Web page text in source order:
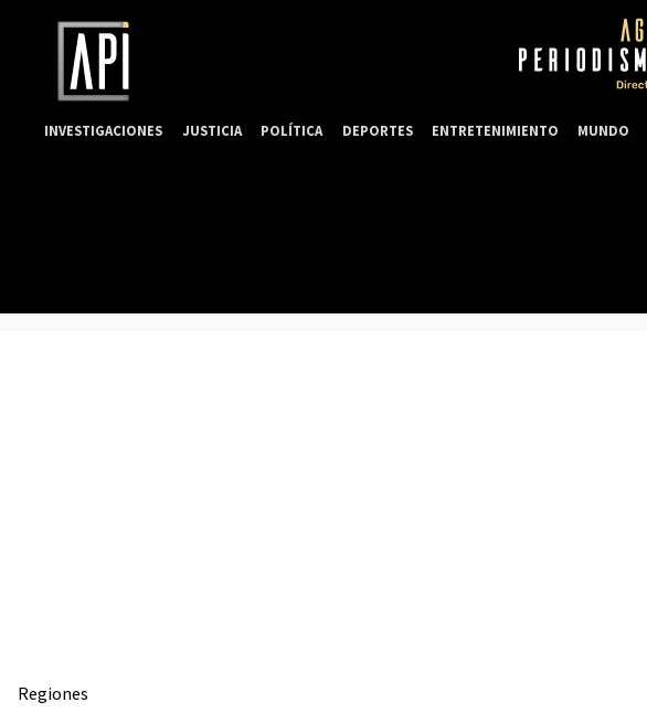
Regiones
INVESTIGACIONES JUSTICIA POLÍTICA DEPORTES ENTRETENIMIENTO MUNDO